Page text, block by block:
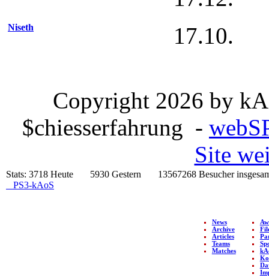
Niseth 17.10.
Copyright 2026 by
$chiesserfahrung -
Site
Stats: 3718 Heute 5930 Gestern 13567268 Besucher
PS3-kAoS
News
Archive
Articles
Teams
Matches